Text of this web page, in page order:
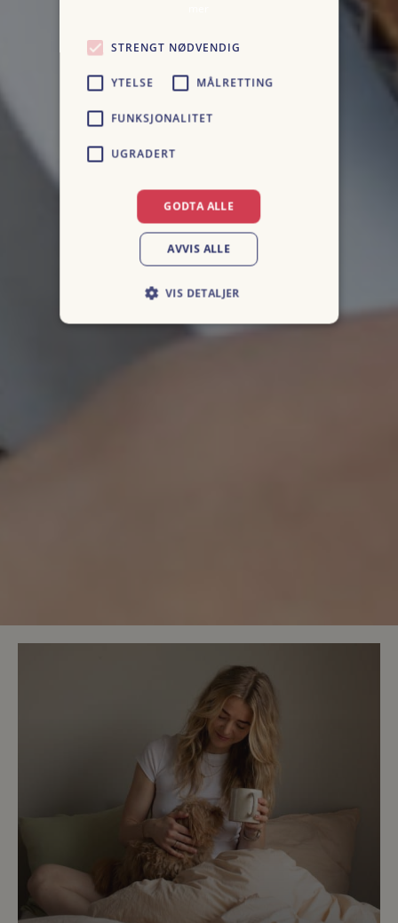
STRENGT NØDVENDIG
YTELSE MÅLRETTING
FUNKSJONALITET
UGRADERT
GODTA ALLE
AVVIS ALLE
VIS DETALJER